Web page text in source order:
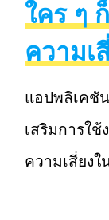
ใคร ๆ
ความเ
แอปพลิเคชั
เสริมการใช้
ความเสี่ยง